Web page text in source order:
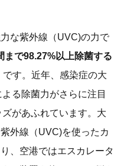
な紫外線（UVC)の力で
まで98.27%以上除菌する
です。近年、感染症の大
る除菌力がさらに注目
があふれています。大
外線（UVC)を使ったカ
、空港ではエスカレータ